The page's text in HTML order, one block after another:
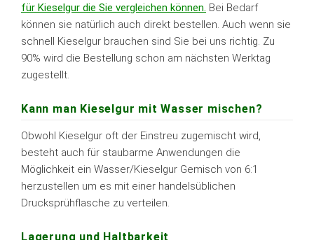
für Kieselgur die Sie vergleichen können. Bei Bedarf
können sie natürlich auch direkt bestellen. Auch wenn sie
schnell Kieselgur brauchen sind Sie bei uns richtig. Zu
90% wird die Bestellung schon am nächsten Werktag
zugestellt.
Kann man Kieselgur mit Wasser mischen?
Obwohl Kieselgur oft der Einstreu zugemischt wird,
besteht auch für staubarme Anwendungen die
Möglichkeit ein Wasser/Kieselgur Gemisch von 6:1
herzustellen um es mit einer handelsüblichen
Drucksprühflasche zu verteilen.
Lagerung und Haltbarkeit